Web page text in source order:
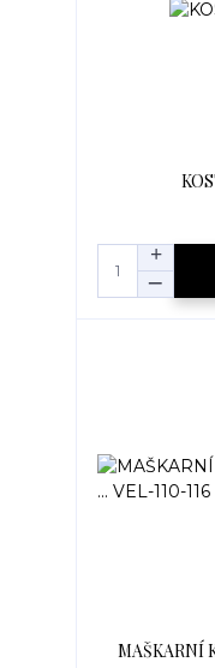
MAŠKARNÍ